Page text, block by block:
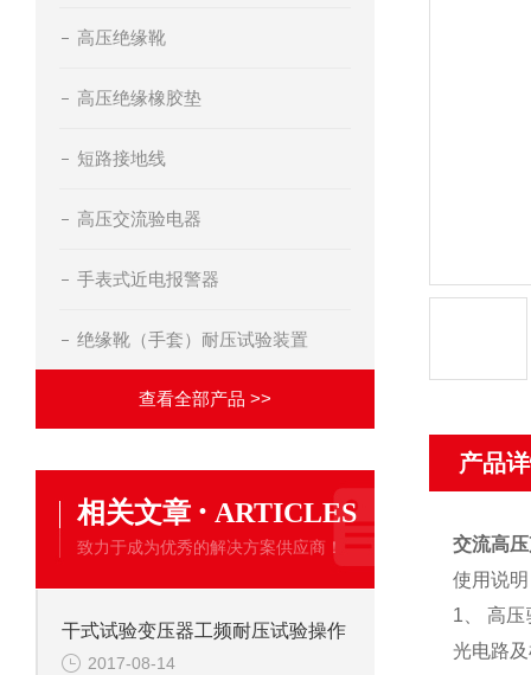
高压绝缘靴
高压绝缘橡胶垫
短路接地线
高压交流验电器
手表式近电报警器
绝缘靴（手套）耐压试验装置
查看全部产品 >>
相关文章 · ARTICLES
致力于成为优秀的解决方案供应商！
干式试验变压器工频耐压试验操作
2017-08-14
产品
交流高
使用说
1
高压
光电路